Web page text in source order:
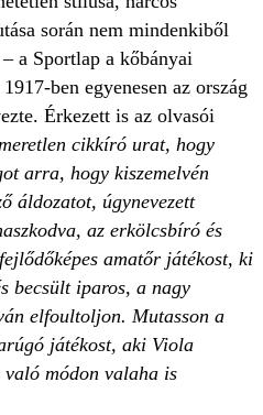
során nem mindenkiből
a Sportlap a kőbányai
ben egyenesen az ország
Érkezett is az olvasói
cikkíró urat, hogy
arra, hogy kiszemelvén
áldozatot, úgynevezett
az erkölcsbíró és
amatőr játékost, ki
becsült iparos, a nagy
elfoultoljon. Mutasson a
játékost, aki Viola
módon valaha is